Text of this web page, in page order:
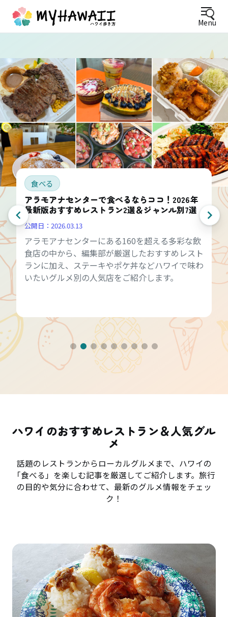
Menu
食べる
アラモアナセンターで食べるならココ！2026年
最新版おすすめレストラン2選＆ジャンル別7選
公開日： 2026.03.13
アラモアナセンターにある160を超える多彩な飲
食店の中から、編集部が厳選したおすすめレスト
ランに加え、ステーキやポケ丼などハワイで味わ
いたいグルメ別の人気店をご紹介します。
ハワイのおすすめレストラン＆人気グル
メ
話題のレストランからローカルグルメまで、ハワイの
「食べる」を楽しむ記事を厳選してご紹介します。旅行
の目的や気分に合わせて、最新のグルメ情報をチェッ
ク！